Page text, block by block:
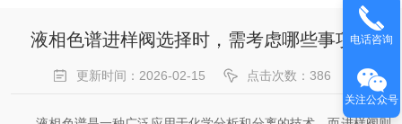
液相色谱进样阀选择时，需考虑哪些事项？
更新时间：2026-02-15 点击次数：386
电话咨询
关注公众号